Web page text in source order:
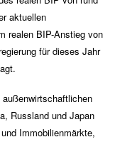
aktuellen
realen BIP-Anstieg von
für dieses Jahr
Russland und Japan
Immobilienmärkte,